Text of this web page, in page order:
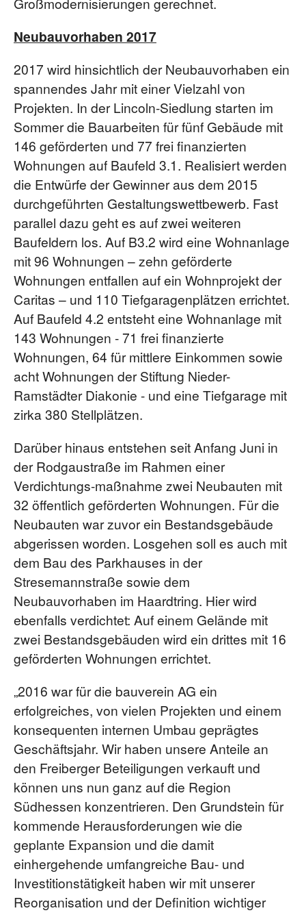
Neubauvorhaben 2017
2017 wird hinsichtlich der Neubauvorhaben ein
spannendes Jahr mit einer Vielzahl von
Projekten. In der Lincoln-Siedlung starten im
Sommer die Bauarbeiten für fünf Gebäude mit
146 geförderten und 77 frei finanzierten
Wohnungen auf Baufeld 3.1. Realisiert werden
die Entwürfe der Gewinner aus dem 2015
durchgeführten Gestaltungswettbewerb. Fast
parallel dazu geht es auf zwei weiteren
Baufeldern los. Auf B3.2 wird eine Wohnanlage
mit 96 Wohnungen – zehn geförderte
Wohnungen entfallen auf ein Wohnprojekt der
Caritas – und 110 Tiefgaragenplätzen errichtet.
Auf Baufeld 4.2 entsteht eine Wohnanlage mit
143 Wohnungen - 71 frei finanzierte
Wohnungen, 64 für mittlere Einkommen sowie
acht Wohnungen der Stiftung Nieder-
Ramstädter Diakonie - und eine Tiefgarage mit
zirka 380 Stellplätzen.
Darüber hinaus entstehen seit Anfang Juni in
der Rodgaustraße im Rahmen einer
Verdichtungs-maßnahme zwei Neubauten mit
32 öffentlich geförderten Wohnungen. Für die
Neubauten war zuvor ein Bestandsgebäude
abgerissen worden. Losgehen soll es auch mit
dem Bau des Parkhauses in der
Stresemannstraße sowie dem
Neubauvorhaben im Haardtring. Hier wird
ebenfalls verdichtet: Auf einem Gelände mit
zwei Bestandsgebäuden wird ein drittes mit 16
geförderten Wohnungen errichtet.
„2016 war für die bauverein AG ein
erfolgreiches, von vielen Projekten und einem
konsequenten internen Umbau geprägtes
Geschäftsjahr. Wir haben unsere Anteile an
den Freiberger Beteiligungen verkauft und
können uns nun ganz auf die Region
Südhessen konzentrieren. Den Grundstein für
kommende Herausforderungen wie die
geplante Expansion und die damit
einhergehende umfangreiche Bau- und
Investitionstätigkeit haben wir mit unserer
Reorganisation und der Definition wichtiger